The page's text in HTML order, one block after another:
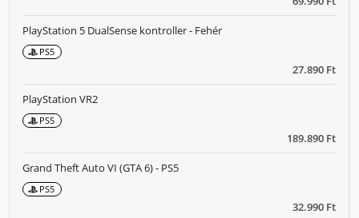
27.890 Ft
PlayStation 5 DualSense kontroller - Fehér
PS5
189.890 Ft
PlayStation VR2
PS5
32.990 Ft
Grand Theft Auto VI (GTA 6) - PS5
PS5